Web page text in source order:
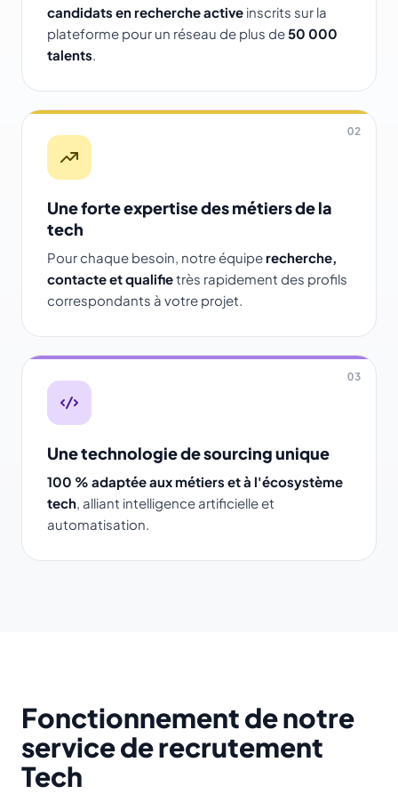
candidats en recherche active inscrits sur la
plateforme pour un réseau de plus de50 000
talents.
02
Une forte expertise des métiers de la
tech
Pour chaque besoin, notre équipe recherche,
contacte et qualifietrès rapidement des profils
correspondants à votre projet.
03
Une technologie de sourcing unique
100 % adaptée aux métiers et à l'écosystème
tech, alliant intelligence artificielle et
automatisation.
Fonctionnement de notre
service de recrutement
Tech